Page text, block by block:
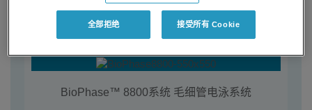
毛细管电泳的发展历程>
BioPhase™ 8800系统 毛细管电泳系统
全部拒绝 接受所有 Cookie